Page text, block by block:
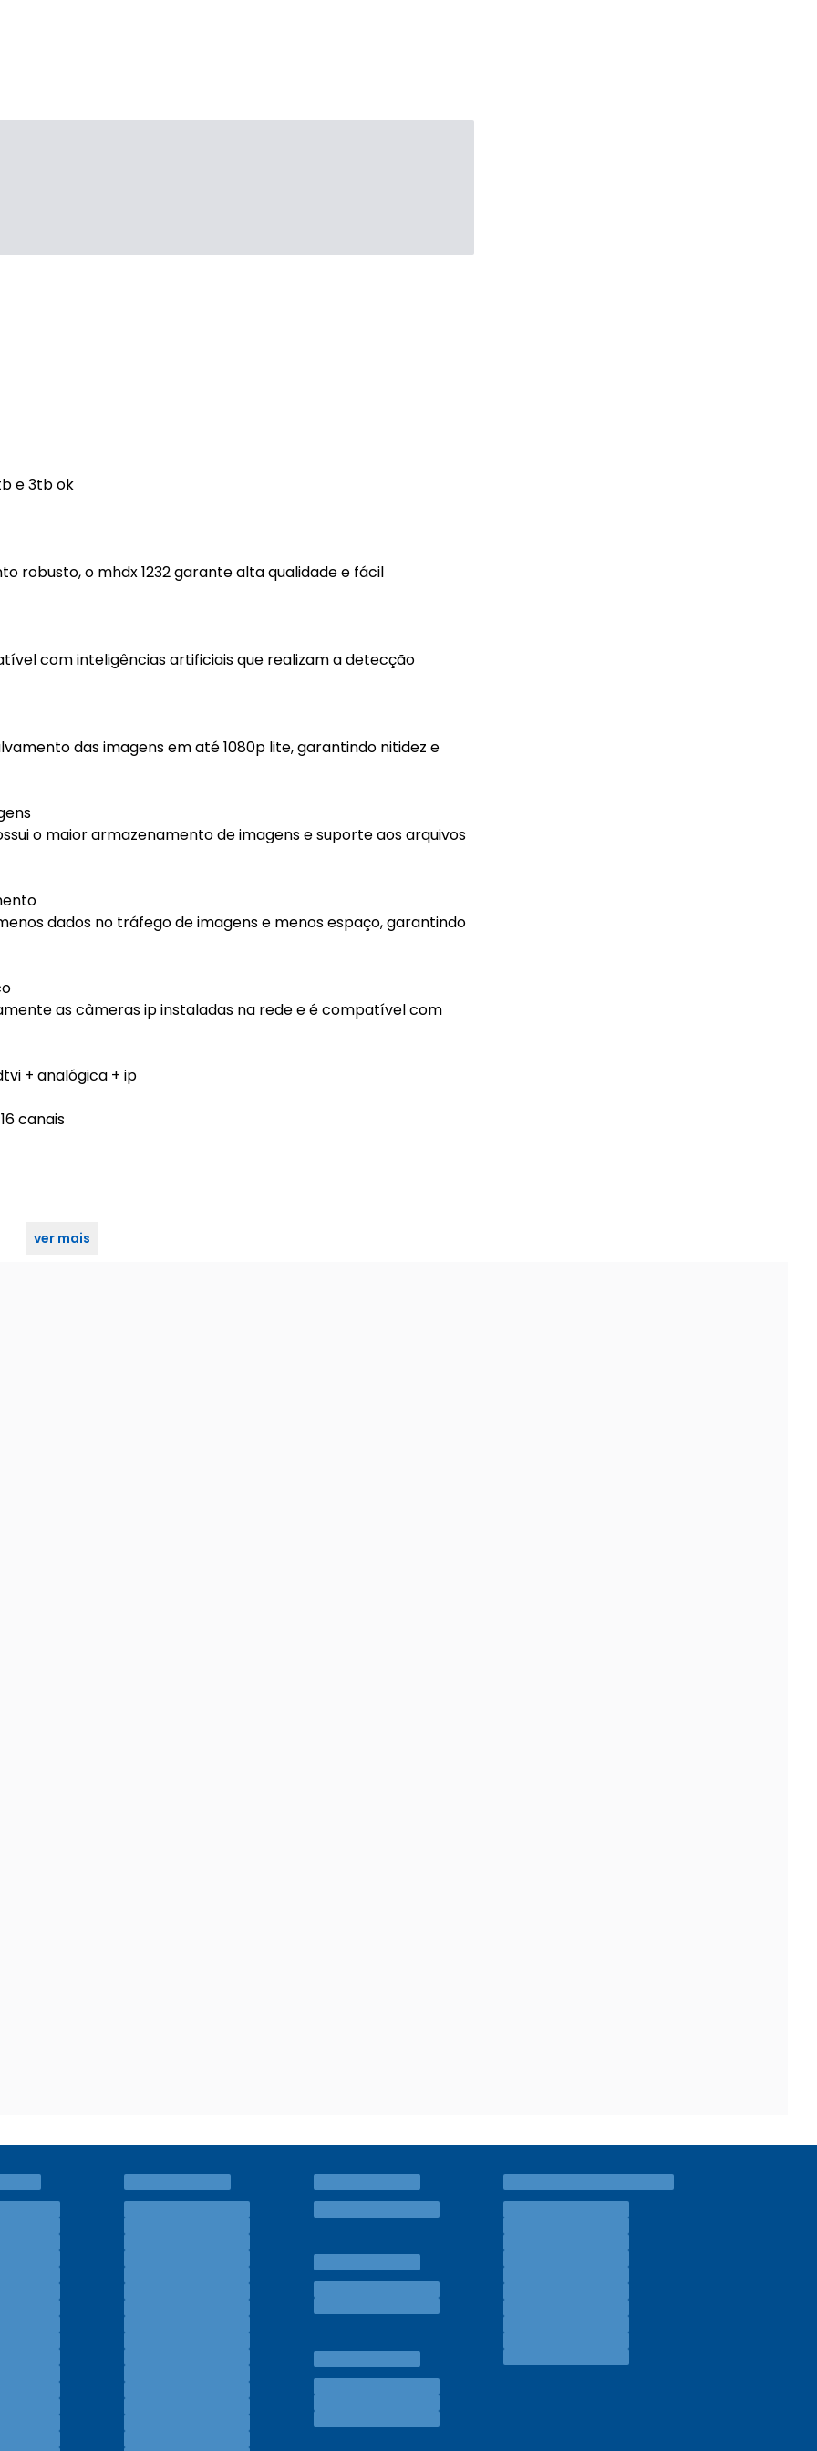
e 3tb ok
robusto, o mhdx 1232 garante alta qualidade e fácil
com inteligências artificiais que realizam a detecção
das imagens em até 1080p lite, garantindo nitidez e
o maior armazenamento de imagens e suporte aos arquivos
dados no tráfego de imagens e menos espaço, garantindo
as câmeras ip instaladas na rede e é compatível com
+ analógica + ip
canais
ver mais